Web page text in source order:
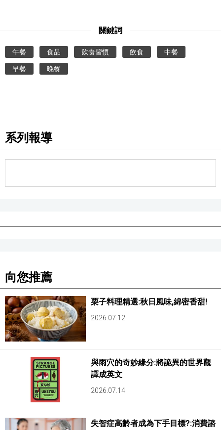
關鍵詞
午餐 食品 飲食習慣 飲食 中餐
早餐 晚餐
系列報導
向您推薦
栗子料理精選:秋日風味,綿密香甜!
2026.07.12
與雨穴的奇妙緣分:將詭異的世界觀
譯成英文
2026.07.14
失智症高齡者成為下手目標?:消費諮